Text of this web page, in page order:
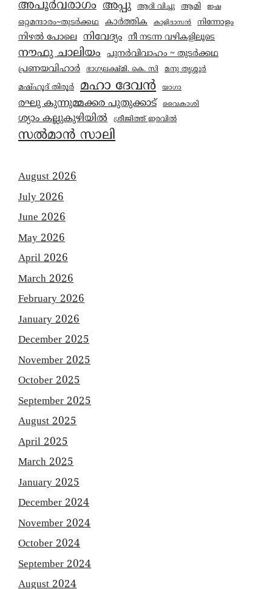
അപൂർവരാഗം അപ്പു ആദി വിച്ചു ആമി ഇഷ
ഒറ്റമന്ദാരം~തുടർക്കഥ കാര്‍ത്തിക കാളിദാസൻ നിന്നോളം
നിഴൽ പോലെ നിവേദ്യം നീ നടന്ന വഴികളിലൂടെ
നൗഫു ചാലിയം പുനർവിവാഹം ~ തുടർക്കഥ
പ്രണയവിഹാർ ഭാഗ്യലക്ഷ്മി. കെ. സി
മനു തൃശ്ശൂർ
മഷ്ഹൂദ് തിരൂർ
മഹാ ദേവൻ യാഗാ
രഘു കുന്നുമ്മക്കര പുതുക്കാട് വൈകാശി
ശ്യാം കല്ലുകുഴിയിൽ ശ്രീജിത്ത് ഇരവിൽ
സൽമാൻ സാലി
August 2026
July 2026
June 2026
May 2026
April 2026
March 2026
February 2026
January 2026
December 2025
November 2025
October 2025
September 2025
August 2025
April 2025
March 2025
January 2025
December 2024
November 2024
October 2024
September 2024
August 2024